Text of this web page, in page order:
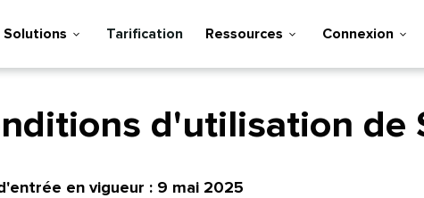
Solutions​​ Tarification​​ Ressources​​ Connexion​​
d'utilisation de
en vigueur : 9 mai 2025​​